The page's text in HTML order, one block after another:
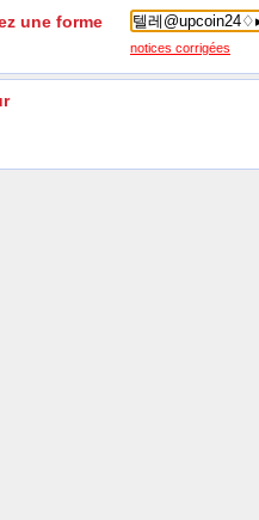
une forme
notices corrigées